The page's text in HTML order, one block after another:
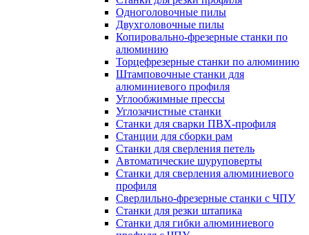
Одноголовочные пилы
Двухголовочные пилы
Копировально-фрезерные станки по
алюминию
Торцефрезерные станки по алюминию
Штамповочные станки для
алюминиевого профиля
Углообжимные прессы
Углозачистные станки
Станки для сварки ПВХ-профиля
Станции для сборки рам
Станки для сверления петель
Автоматические шуруповерты
Станки для сверления алюминиевого
профиля
Сверлильно-фрезерные станки с ЧПУ
Станки для резки штапика
Станки для гибки алюминиевого